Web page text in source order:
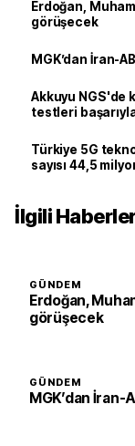
Erdoğan,
görüşecek
MGK’dan İran-
Akkuyu NGS'de
testleri
Türkiye 5G
sayısı 44,5
İlgili
GÜNDEM
Erdoğan,
görüşecek
GÜNDEM
MGK’dan İran-